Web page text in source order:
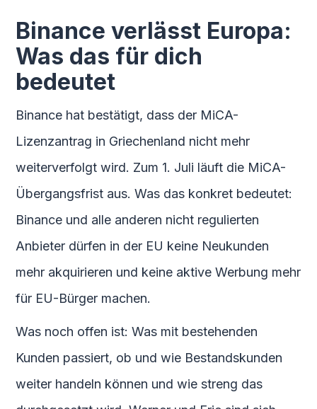
Binance verlässt Europa:
Was das für dich
bedeutet
Binance hat bestätigt, dass der MiCA-
Lizenzantrag in Griechenland nicht mehr
weiterverfolgt wird. Zum 1. Juli läuft die MiCA-
Übergangsfrist aus. Was das konkret bedeutet:
Binance und alle anderen nicht regulierten
Anbieter dürfen in der EU keine Neukunden
mehr akquirieren und keine aktive Werbung mehr
für EU-Bürger machen.
Was noch offen ist: Was mit bestehenden
Kunden passiert, ob und wie Bestandskunden
weiter handeln können und wie streng das